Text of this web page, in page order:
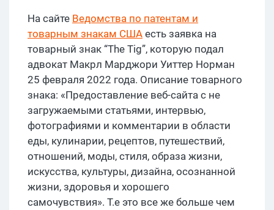
На сайте Ведомства по патентам и
товарным знакам США есть заявка на
товарный знак “The Tig”, которую подал
адвокат Макрл Марджори Уиттер Норман
25 февраля 2022 года. Описание товарного
знака: «Предоставление веб-сайта с не
загружаемыми статьями, интервью,
фотографиями и комментарии в области
еды, кулинарии, рецептов, путешествий,
отношений, моды, стиля, образа жизни,
искусства, культуры, дизайна, осознанной
жизни, здоровья и хорошего
самочувствия». Т.е это все же больше чем